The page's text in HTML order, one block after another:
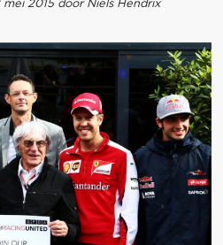
2015 door Niels Hendrix